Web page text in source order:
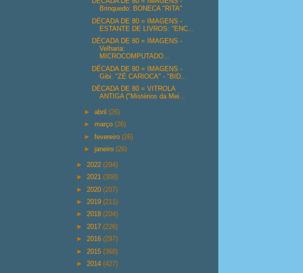
Brinquedo: BONECA "RITA"
DÉCADA DE 80 = IMAGENS -
ESTANTE DE LIVROS: "ENC...
DÉCADA DE 80 = IMAGENS -
Velharia:
MICROCOMPUTADO...
DÉCADA DE 80 = IMAGENS -
Gibi: "ZÉ CARIOCA" - "BID...
DÉCADA DE 80 = VITROLA
ANTIGA ("Mistérios da Mei...
►abril(26)
► março(26)
►fevereiro(26)
►janeiro(26)
► 2022 (294)
► 2021 (300)
► 2020 (207)
► 2019 (211)
► 2018 (204)
► 2017 (226)
► 2016 (297)
► 2015 (368)
► 2014 (427)